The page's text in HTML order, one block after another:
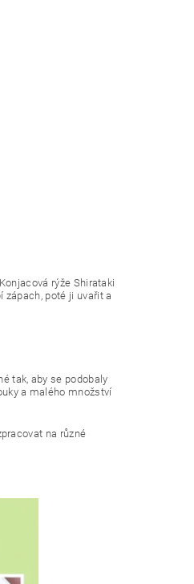
rýže Shirataki
zápach, poté ji uvařit a
tak, aby se podobaly
a malého množství
na různé